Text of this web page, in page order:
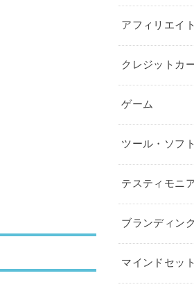
アフィリエイト
クレジットカ
ゲーム
ツール・ソフト
テスティモニ
ブランディン
マインドセット